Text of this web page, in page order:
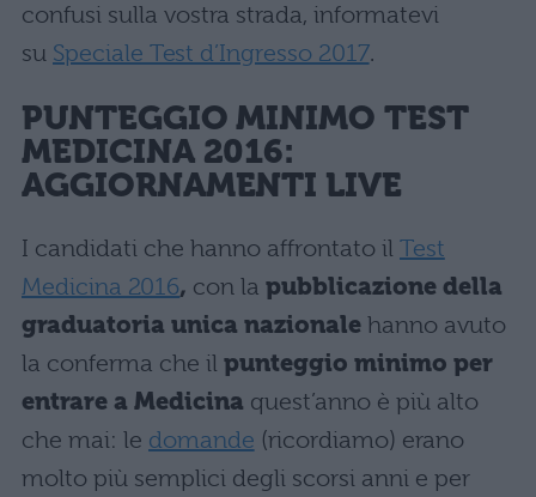
confusi sulla vostra strada, informatevi
su Speciale Test d’Ingresso 2017.
PUNTEGGIO MINIMO TEST
MEDICINA 2016:
AGGIORNAMENTI LIVE
I candidati che hanno affrontato il Test
Medicina 2016, con lapubblicazione della
graduatoria unica nazionale hanno avuto
la conferma che il punteggio minimo per
entrare a Medicina quest’anno è più alto
che mai: le domande (ricordiamo) erano
molto più semplici degli scorsi anni e per